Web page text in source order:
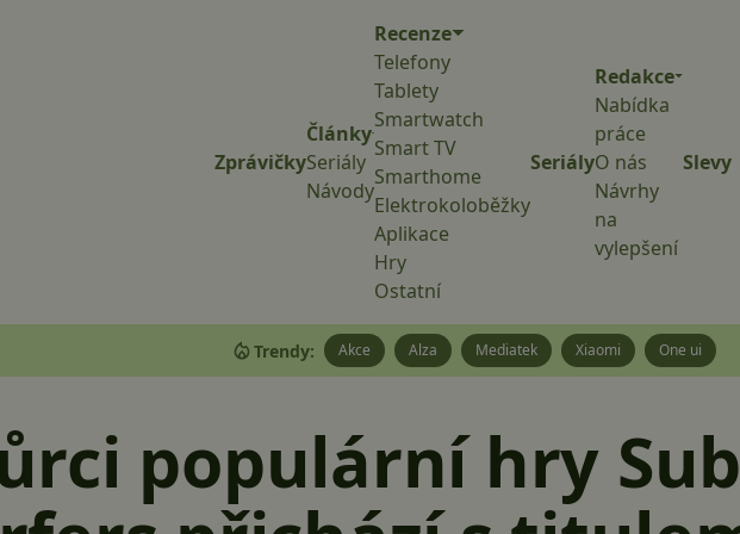
Zprávičky
Články
Seriály
Návody
Recenze
Telefony
Tablety
Smartwatch
Smart TV
Smarthome
Elektrokoloběžky
Aplikace
Hry
Ostatní
Seriály
Redakce
Nabídka
práce
O nás
Návrhy
na
vylepšení
Slevy
Trendy: Akce Alza Mediatek Xiaomi One ui
populární hry